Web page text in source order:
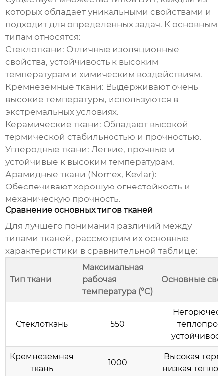
которых обладает уникальными свойствами и
подходит для определенных задач. К основным
типам относятся:
Стеклоткани: Отличные изоляционные
свойства, устойчивость к высоким
температурам и химическим воздействиям.
Кремнеземные ткани: Выдерживают очень
высокие температуры, используются в
экстремальных условиях.
Керамические ткани: Обладают высокой
термической стабильностью и прочностью.
Углеродные ткани: Легкие, прочные и
устойчивые к высоким температурам.
Арамидные ткани (Nomex, Kevlar):
Обеспечивают хорошую огнестойкость и
механическую прочность.
Сравнение основных типов тканей
Для лучшего понимания различий между
типами тканей, рассмотрим их основные
характеристики в сравнительной таблице:
Тип ткани
Максимальная
рабочая
температура (°C)
Основные
Стеклоткань 550
Кремнеземная
ткань
1000
Высокая
низкая